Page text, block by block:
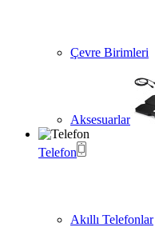
Çevre Birimleri
Aksesuarlar
Telefon
Akıllı Telefonlar